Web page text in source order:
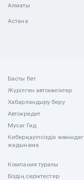
Алматы
Астана
Басты бет
Жүрілген автокөліктер
Хабарландыру беру
Автокредит
Mycar Гид
Киберқауіпсіздік
жадынама
Компания туралы
Біздің серіктестер